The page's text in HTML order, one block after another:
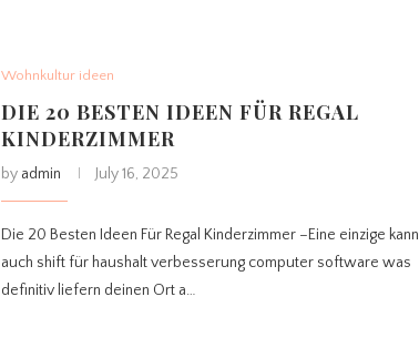
Wohnkultur ideen
DIE 20 BESTEN IDEEN FÜR REGAL
KINDERZIMMER
by admin July 16, 2025
Die 20 Besten Ideen Für Regal Kinderzimmer –Eine einzige kann
auch shift für haushalt verbesserung computer software was
definitiv liefern deinen Ort a…